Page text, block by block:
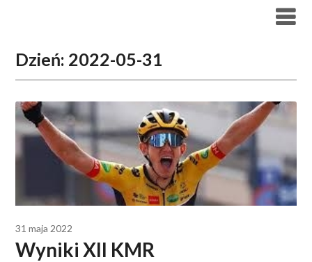
Dzień: 2022-05-31
31 maja 2022
Wyniki XII KMR